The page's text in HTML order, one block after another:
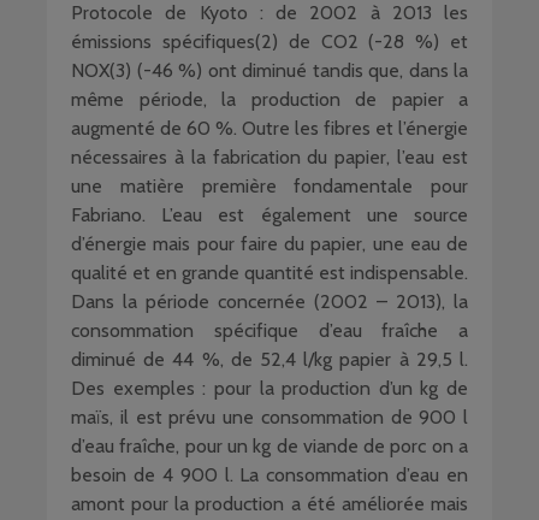
Protocole de Kyoto : de 2002 à 2013 les
émissions spécifiques(2) de CO2 (-28 %) et
NOX(3) (-46 %) ont diminué tandis que, dans la
même période, la production de papier a
augmenté de 60 %. Outre les fibres et l’énergie
nécessaires à la fabrication du papier, l’eau est
une matière première fondamentale pour
Fabriano. L’eau est également une source
d’énergie mais pour faire du papier, une eau de
qualité et en grande quantité est indispensable.
Dans la période concernée (2002 – 2013), la
consommation spécifique d’eau fraîche a
diminué de 44 %, de 52,4 l/kg papier à 29,5 l.
Des exemples : pour la production d’un kg de
maïs, il est prévu une consommation de 900 l
d’eau fraîche, pour un kg de viande de porc on a
besoin de 4 900 l. La consommation d’eau en
amont pour la production a été améliorée mais